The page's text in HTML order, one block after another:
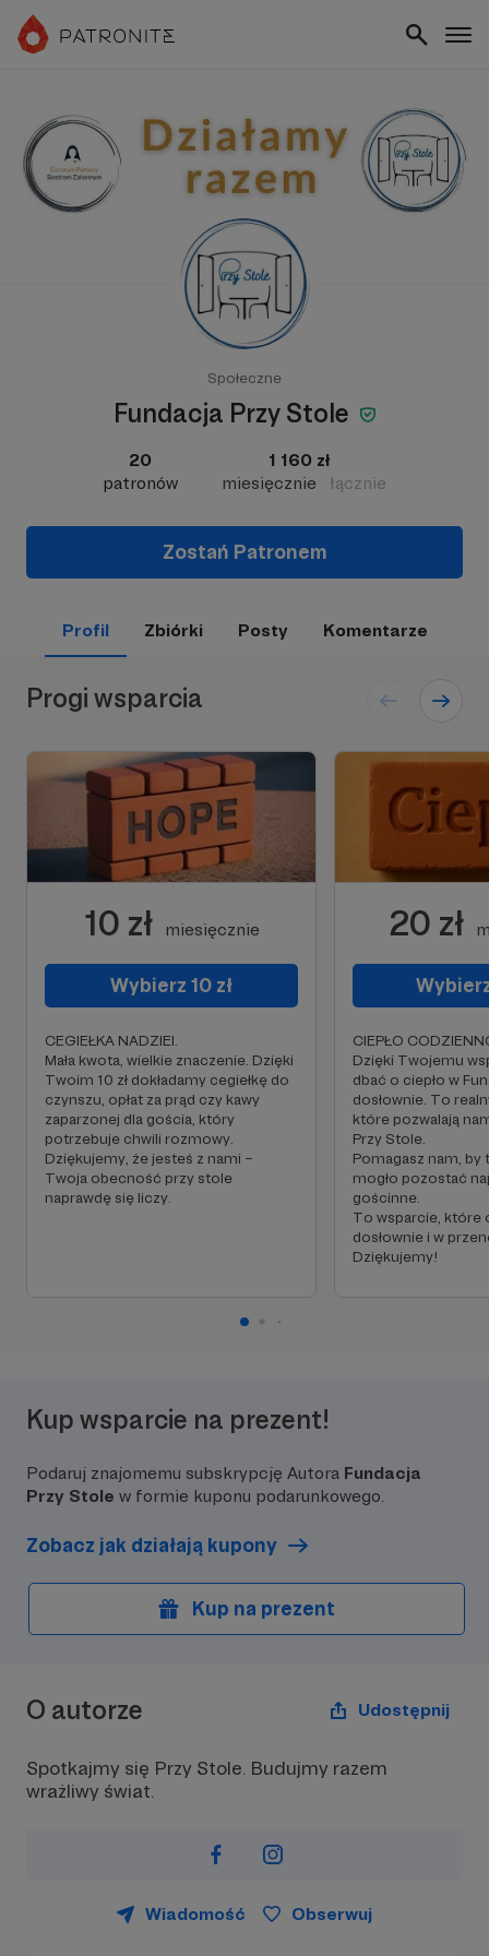
Społeczne
Fundacja Przy Stole
20
patronów
1 160 zł
miesięcznie
łącznie
Zostań Patronem
Profil Zbiórki Posty Komentarze
Progi wsparcia
10 zł miesięcznie
Wybierz 10 zł
CEGIEŁKA NADZIEI.
Mała kwota, wielkie znaczenie. Dzięki
Twoim 10 zł dokładamy cegiełkę do
czynszu, opłat za prąd czy kawy
zaparzonej dla gościa, który
potrzebuje chwili rozmowy.
Dziękujemy, że jesteś z nami –
Twoja obecność przy stole
naprawdę się liczy.
20 zł
CIEPŁO
Dzięki Twojemu
dbać o ciepło w
dosłownie. To
które pozwalają
Przy Stole.
Pomagasz nam, by
mogło pozostać
gościnne.
To wsparcie, które
dosłownie i w
Dziękujemy!
Kup wsparcie na prezent!
Podaruj znajomemu subskrypcję Autora Fundacja
Przy Stole w formie kuponu podarunkowego.
Zobacz jak działają kupony
Kup na prezent
O autorze Udostępnij
Spotkajmy się Przy Stole. Budujmy razem
wrażliwy świat.
Wiadomość Obserwuj